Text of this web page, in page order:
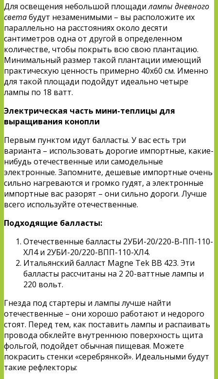
Для освещения небольшой площадилампы дневного
светабудут незаменимыми – вы расположите их
параллельно на расстояниях около десяти
сантиметров одна от другой в определенном
количестве, чтобы покрыть всю свою плантацию.
Минимальный размер такой плантации имеющий
практическую ценность примерно 40х60 см. Именно
для такой площади подойдут идеально четыре
лампы по 18 ватт.
Электрическая часть мини-теплицы для
выращивания конопли
Первым пунктом идут балласты. У вас есть три
варианта – использовать дорогие импортные, какие-
нибудь отечественные или самодельные
электронные. Запомните, дешевые импортные очень
сильно нагреваются и громко гудят, а электронные
импортные вас разорят – они сильно дороги. Лучше
всего используйте отечественные.
Подходящие балласты:
Отечественные балласты 2УБИ-20/220-В-ПП-110-
ХЛ4 и 2УБИ-20/220-ВПП-110-ХЛ4.
Итальянский балласт Magne Tek BB 423. Эти
балласты рассчитаны на 2 20-ваттные лампы и
220 вольт.
Гнезда под стартеры и лампы лучше найти
отечественные – они хорошо работают и недорого
стоят. Перед тем, как поставить лампы и распаивать
провода обклейте внутреннюю поверхность щита
фольгой, подойдет обычная пищевая. Можете
покрасить стенки «серебрянкой». Идеальными будут
такие рефлекторы: